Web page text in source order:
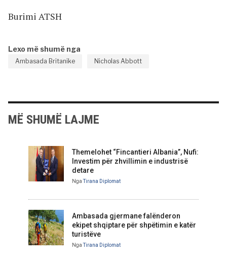
Burimi ATSH
Lexo më shumë nga
Ambasada Britanike Nicholas Abbott
MË SHUMË LAJME
Themelohet “Fincantieri Albania”, Nufi:
Investim për zhvillimin e industrisë
detare
NgaTirana Diplomat
Ambasada gjermane falënderon
ekipet shqiptare për shpëtimin e katër
turistëve
NgaTirana Diplomat